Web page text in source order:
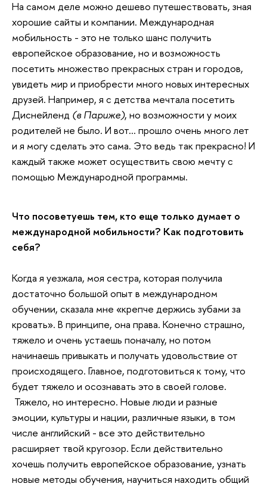
На самом деле можно дешево путешествовать, зная
хорошие сайты и компании. Международная
мобильность - это не только шанс получить
европейское образование, но и возможность
посетить множество прекрасных стран и городов,
увидеть мир и приобрести много новых интересных
друзей. Например, я с детства мечтала посетить
Диснейленд (в Париже), но возможности у моих
родителей не было. И вот… прошло очень много лет
и я могу сделать это сама. Это ведь так прекрасно! И
каждый также может осуществить свою мечту с
помощью Международной программы.
Что посоветуешь тем, кто еще только думает о
международной мобильности? Как подготовить
себя?
Когда я уезжала, моя сестра, которая получила
достаточно большой опыт в международном
обучении, сказала мне «крепче держись зубами за
кровать». В принципе, она права. Конечно страшно,
тяжело и очень устаешь поначалу, но потом
начинаешь привыкать и получать удовольствие от
происходящего. Главное, подготовиться к тому, что
будет тяжело и осознавать это в своей голове.
Тяжело, но интересно. Новые люди и разные
эмоции, культуры и нации, различные языки, в том
числе английский - все это действительно
расширяет твой кругозор. Если действительно
хочешь получить европейское образование, узнать
новые методы обучения, научиться находить общий